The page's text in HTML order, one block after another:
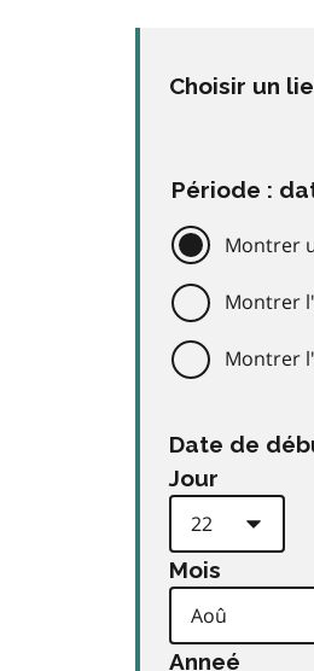
Choisir un
Période :
Montrer
Montrer
Montrer
Date de
Jour
Mois
Anneé